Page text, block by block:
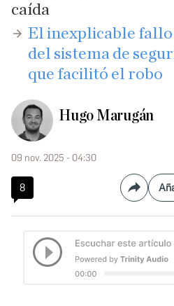
caída
El inexplicable
del sistema de
que facilitó el robo
Hugo Marugán
09 nov. 2025 - 04:30
8